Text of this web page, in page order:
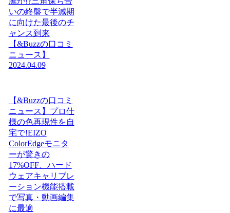
いの終盤で半減期
に向けた最後のチ
ャンス到来
【&Buzzの口コミ
ニュース】
2024.04.09
【&Buzzの口コミ
ニュース】プロ仕
様の色再現性を自
宅で!EIZO
ColorEdgeモニタ
ーが驚きの
17%OFF、ハード
ウェアキャリブレ
ーション機能搭載
で写真・動画編集
に最適